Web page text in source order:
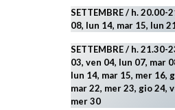
SETTEMBRE / h. 20.00-
08, lun 14, mar 15, lun
SETTEMBRE / h. 21.30-
03, ven 04, lun 07, mar
lun 14, mar 15, mer 16,
mar 22, mer 23, gio 24,
mer 30